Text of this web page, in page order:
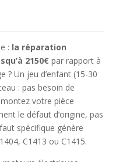
: la réparation
2150€par rapport à
? Un jeu d’enfant (15-30
: pas besoin de
votre pièce
le défaut d’origine, pas
spécifique génère
C1413 ou C1415.